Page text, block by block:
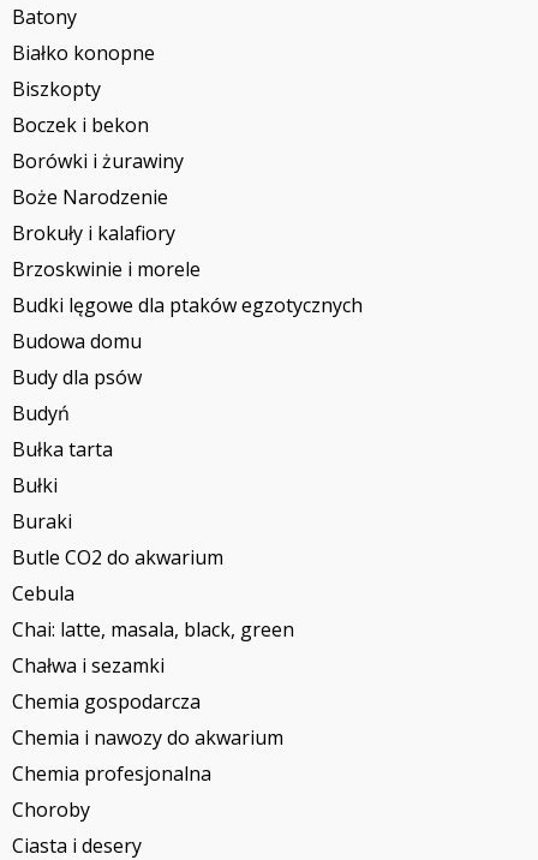
Batony
Białko konopne
Biszkopty
Boczek i bekon
Borówki i żurawiny
Boże Narodzenie
Brokuły i kalafiory
Brzoskwinie i morele
Budki lęgowe dla ptaków egzotycznych
Budowa domu
Budy dla psów
Budyń
Bułka tarta
Bułki
Buraki
Butle CO2 do akwarium
Cebula
Chai: latte, masala, black, green
Chałwa i sezamki
Chemia gospodarcza
Chemia i nawozy do akwarium
Chemia profesjonalna
Choroby
Ciasta i desery